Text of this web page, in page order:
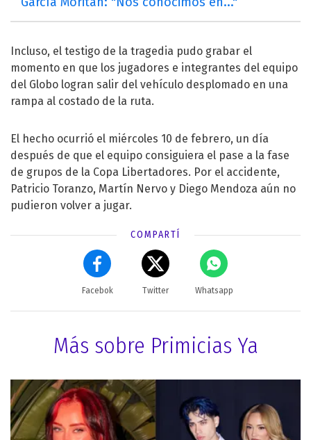
Incluso, el testigo de la tragedia pudo grabar el
momento en que los jugadores e integrantes del equipo
del Globo logran salir del vehículo desplomado en una
rampa al costado de la ruta.
El hecho ocurrió el miércoles 10 de febrero, un día
después de que el equipo consiguiera el pase a la fase
de grupos de la Copa Libertadores. Por el accidente,
Patricio Toranzo, Martín Nervo y Diego Mendoza aún no
pudieron volver a jugar.
COMPARTÍ
Facebok Twitter Whatsapp
Más sobre Primicias Ya